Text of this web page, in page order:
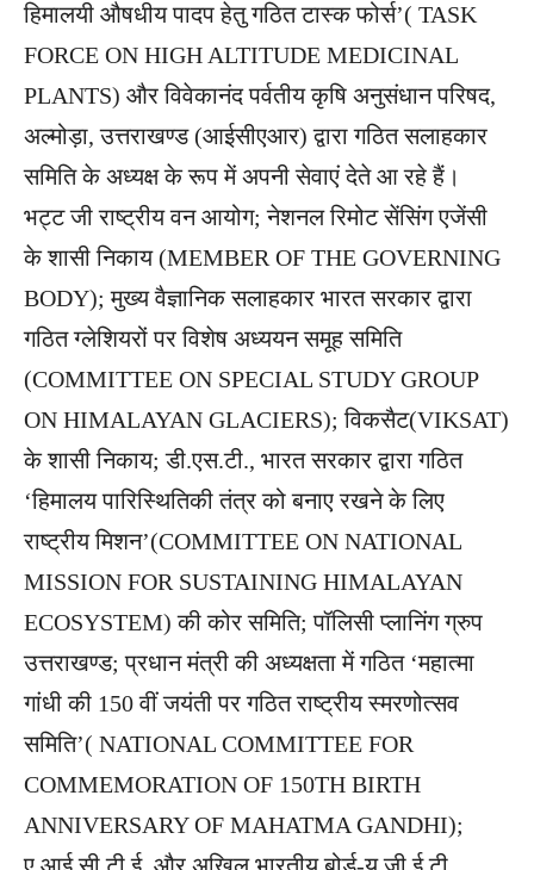
हिमालयी औषधीय पादप हेतु गठित टास्क फोर्स’( TASK
FORCE ON HIGH ALTITUDE MEDICINAL
PLANTS) और विवेकानंद पर्वतीय कृषि अनुसंधान परिषद,
अल्मोड़ा, उत्तराखण्ड (आईसीएआर) द्वारा गठित सलाहकार
समिति के अध्यक्ष के रूप में अपनी सेवाएं देते आ रहे हैं।
भट्ट जी राष्ट्रीय वन आयोग; नेशनल रिमोट सेंसिंग एजेंसी
के शासी निकाय (MEMBER OF THE GOVERNING
BODY); मुख्य वैज्ञानिक सलाहकार भारत सरकार द्वारा
गठित ग्लेशियरों पर विशेष अध्ययन समूह समिति
(COMMITTEE ON SPECIAL STUDY GROUP
ON HIMALAYAN GLACIERS); विकसैट(VIKSAT)
के शासी निकाय; डी.एस.टी., भारत सरकार द्वारा गठित
‘हिमालय पारिस्थितिकी तंत्र को बनाए रखने के लिए
राष्ट्रीय मिशन’(COMMITTEE ON NATIONAL
MISSION FOR SUSTAINING HIMALAYAN
ECOSYSTEM) की कोर समिति; पॉलिसी प्लानिंग ग्रुप
उत्तराखण्ड; प्रधान मंत्री की अध्यक्षता में गठित ‘महात्मा
गांधी की 150 वीं जयंती पर गठित राष्ट्रीय स्मरणोत्सव
समिति’( NATIONAL COMMITTEE FOR
COMMEMORATION OF 150TH BIRTH
ANNIVERSARY OF MAHATMA GANDHI);